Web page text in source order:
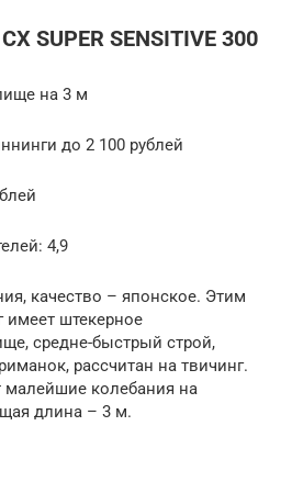
SUPER SENSITIVE 300
на 3 м
до 2 100 рублей
4,9
качество – японское. Этим
имеет штекерное
средне-быстрый строй,
рассчитан на твичинг.
малейшие колебания на
длина – 3 м.